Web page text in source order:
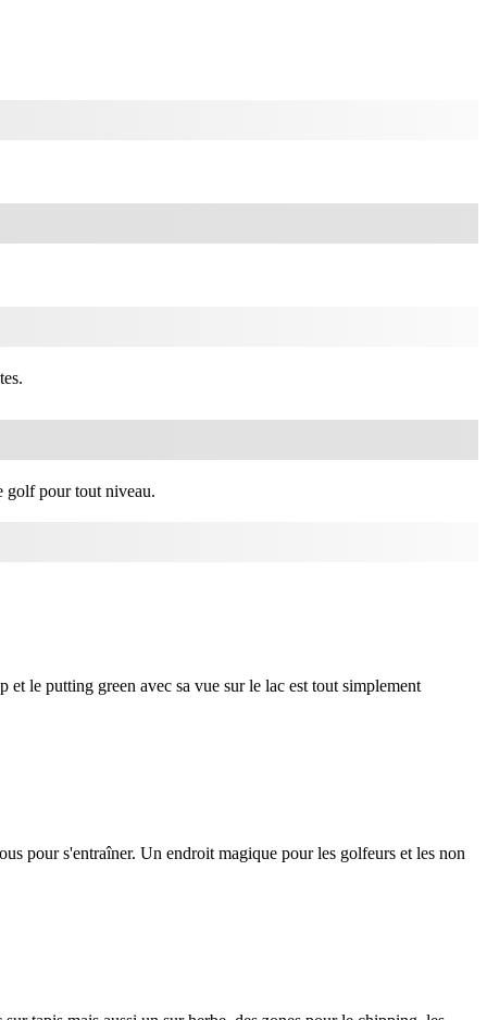
golf pour tout niveau.
et le putting green avec sa vue sur le lac est tout simplement
pour s'entraîner. Un endroit magique pour les golfeurs et les non